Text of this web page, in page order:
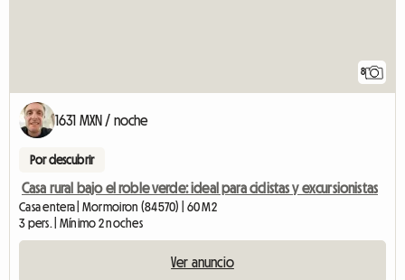
8
1631 MXN / noche
Por descubrir
Casa rural bajo el roble verde: ideal para ciclistas y excursionistas
Casa entera | Mormoiron (84570) | 60 M2
3 pers. | Mínimo 2 noches
Ver anuncio